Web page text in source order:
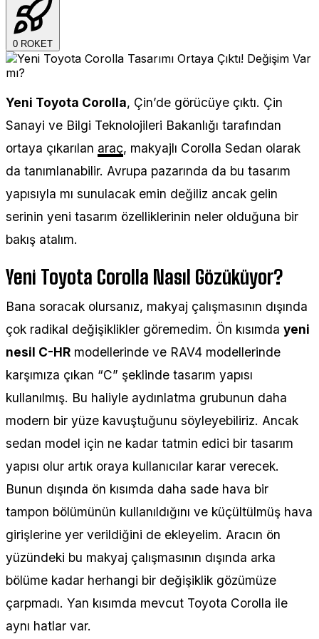
0 ROKET
Yeni Toyota Corolla, Çin’de görücüye çıktı. Çin
Sanayi ve Bilgi Teknolojileri Bakanlığı tarafından
ortaya çıkarılan araç, makyajlı Corolla Sedan olarak
da tanımlanabilir. Avrupa pazarında da bu tasarım
yapısıyla mı sunulacak emin değiliz ancak gelin
serinin yeni tasarım özelliklerinin neler olduğuna bir
bakış atalım.
Yeni Toyota Corolla Nasıl Gözüküyor?
Bana soracak olursanız, makyaj çalışmasının dışında
çok radikal değişiklikler göremedim. Ön kısımda yeni
nesil C-HR modellerinde ve RAV4 modellerinde
karşımıza çıkan “C” şeklinde tasarım yapısı
kullanılmış. Bu haliyle aydınlatma grubunun daha
modern bir yüze kavuştuğunu söyleyebiliriz. Ancak
sedan model için ne kadar tatmin edici bir tasarım
yapısı olur artık oraya kullanıcılar karar verecek.
Bunun dışında ön kısımda daha sade hava bir
tampon bölümünün kullanıldığını ve küçültülmüş hava
girişlerine yer verildiğini de ekleyelim. Aracın ön
yüzündeki bu makyaj çalışmasının dışında arka
bölüme kadar herhangi bir değişiklik gözümüze
çarpmadı. Yan kısımda mevcut Toyota Corolla ile
aynı hatlar var.